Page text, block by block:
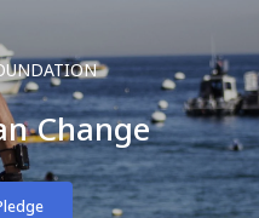
Change